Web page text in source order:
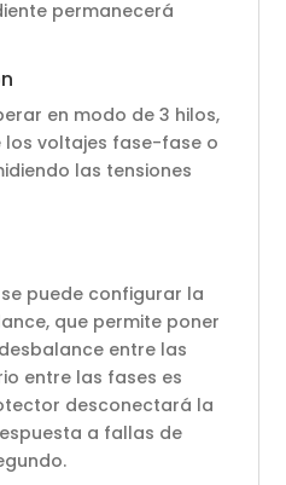
permanecerá
en modo de 3 hilos,
los voltajes fase-fase o
las tensiones
puede configurar la
que permite poner
entre las
entre las fases es
desconectará la
a fallas de